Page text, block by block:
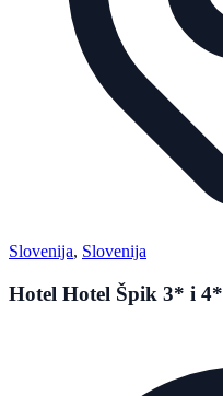
Slovenija, Slovenija
Hotel Hotel Špik 3* i 4*